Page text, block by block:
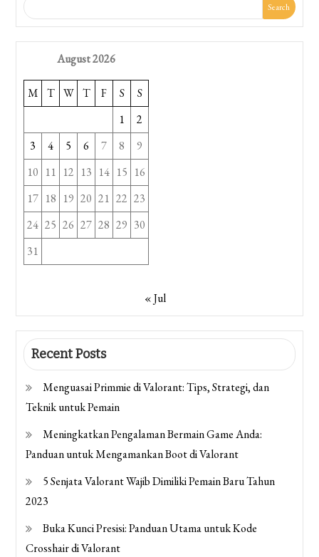
Search
August 2026
M T W T F S
S
1
2
3
4 5 6 7 8
9
10 11 12 13 14 15 16
17 18 19 20 21 22 23
24 25 26 27 28 29 30
31
« Jul
Recent Posts
Menguasai Primmie di Valorant: Tips, Strategi, dan
Teknik untuk Pemain
Meningkatkan Pengalaman Bermain Game Anda:
Panduan untuk Mengamankan Boot di Valorant
5 Senjata Valorant Wajib Dimiliki Pemain Baru Tahun
2023
Buka Kunci Presisi: Panduan Utama untuk Kode
Crosshair di Valorant